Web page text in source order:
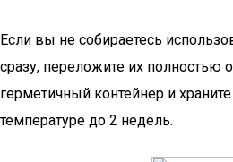
Если вы не собираетесь
сразу, переложите их
герметичный контейнер и
температуре до 2 недель.